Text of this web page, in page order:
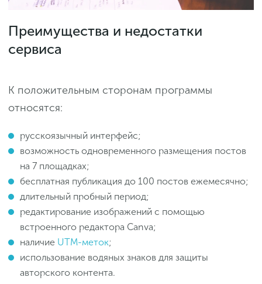
Преимущества и недостатки
сервиса
К положительным сторонам программы
относятся:
русскоязычный интерфейс;
возможность одновременного размещения постов
на 7 площадках;
бесплатная публикация до 100 постов ежемесячно;
длительный пробный период;
редактирование изображений с помощью
встроенного редактора Canva;
наличие UTM-меток;
использование водяных знаков для защиты
авторского контента.